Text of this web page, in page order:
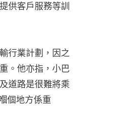
供客戶服務等訓
行業計劃，因之
。他亦指，小巴
道路是很難將乘
個地方係重